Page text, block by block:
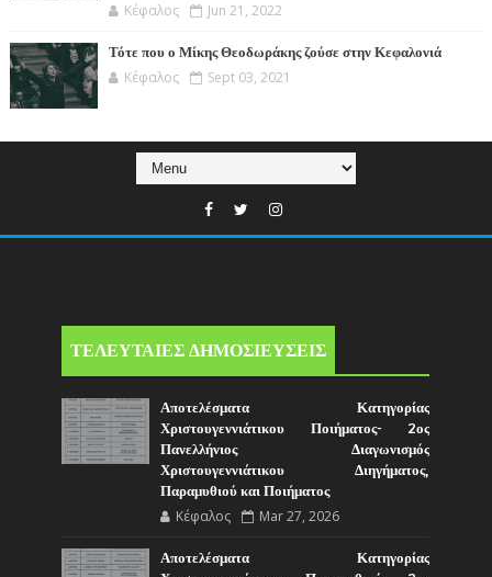
Κέφαλος Jun 21, 2022
Τότε που ο Μίκης Θεοδωράκης ζούσε στην Κεφαλονιά
Κέφαλος Sept 03, 2021
ΤΕΛΕΥΤΑΙΕΣ ΔΗΜΟΣΙΕΥΣΕΙΣ
Αποτελέσματα Κατηγορίας
Χριστουγεννιάτικου Ποιήματος- 2ος
Πανελλήνιος Διαγωνισμός
Χριστουγεννιάτικου Διηγήματος,
Παραμυθιού και Ποιήματος
Κέφαλος Mar 27, 2026
Αποτελέσματα Κατηγορίας